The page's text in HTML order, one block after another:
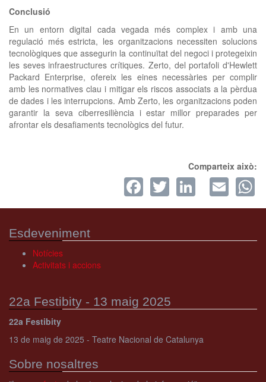
Conclusió
En un entorn digital cada vegada més complex i amb una
regulació més estricta, les organitzacions necessiten solucions
tecnològiques que assegurin la continuïtat del negoci i protegeixin
les seves infraestructures crítiques. Zerto, del portafoli d'Hewlett
Packard Enterprise, ofereix les eines necessàries per complir
amb les normatives clau i mitigar els riscos associats a la pèrdua
de dades i les interrupcions. Amb Zerto, les organitzacions poden
garantir la seva ciberresiliència i estar millor preparades per
afrontar els desafiaments tecnològics del futur.
Comparteix això:
Facebook
Twitter
Esdeveniment
Notícies
Activitats i accions
22a Festibity - 13 maig 2025
22a Festibity
13 de maig de 2025 - Teatre Nacional de Catalunya
Sobre nosaltres